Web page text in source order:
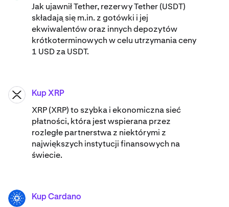
Jak ujawnił Tether, rezerwy Tether (USDT)
składają się m.in. z gotówki i jej
ekwiwalentów oraz innych depozytów
krótkoterminowych w celu utrzymania ceny
1 USD za USDT.
XRP Kup XRP
XRP (XRP) to szybka i ekonomiczna sieć
płatności, która jest wspierana przez
rozległe partnerstwa z niektórymi z
największych instytucji finansowych na
świecie.
ADA Kup Cardano